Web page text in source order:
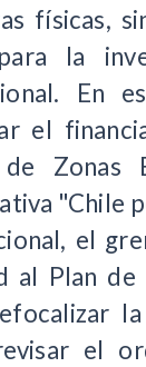
físicas,
la
En
el
de Zonas
"Chile
el
al Plan de
el